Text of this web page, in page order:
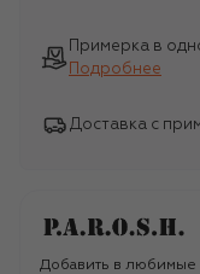
Примерка в
Подробнее
Доставка с
Добавить в любимые